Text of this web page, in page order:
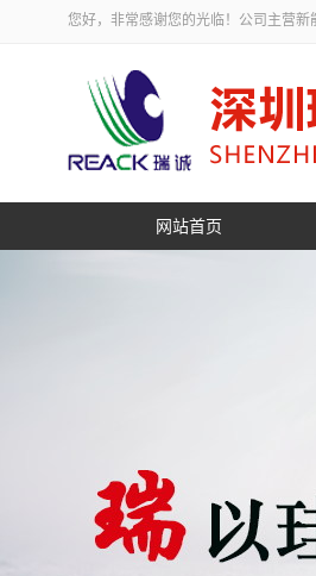
您好，非常感谢您的光临！公司主营
网站首页